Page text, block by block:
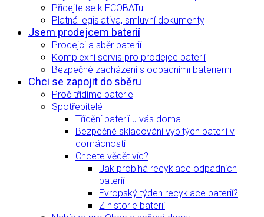
Přidejte se k ECOBATu
Platná legislativa, smluvní dokumenty
Jsem prodejcem baterií
Prodejci a sběr baterií
Komplexní servis pro prodejce baterií
Bezpečné zacházení s odpadními bateriemi
Chci se zapojit do sběru
Proč třídíme baterie
Spotřebitelé
Třídění baterií u vás doma
Bezpečné skladování vybitých baterií v
domácnosti
Chcete vědět víc?
Jak probíhá recyklace odpadních
baterií
Evropský týden recyklace baterií?
Z historie baterií